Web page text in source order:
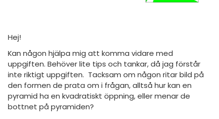
Hej!
Kan någon hjälpa mig att komma vidare med
uppgiften. Behöver lite tips och tankar, då jag förstår
inte riktigt uppgiften. Tacksam om någon ritar bild på
den formen de prata om i frågan, alltså hur kan en
pyramid ha en kvadratiskt öppning, eller menar de
bottnet på pyramiden?
5
högskolan
Topplistor
Regler
(mattedelen)
ämnen
diskussioner